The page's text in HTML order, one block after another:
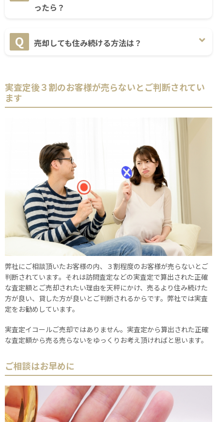
ったら？
売却しても住み続ける方法は？
実査定後３割のお客様が売らないとご判断されてい
ます
弊社にご相談頂いたお客様の内、３割程度のお客様が売らないとご
判断されています。それは訪問査定などの実査定で算出された正確
な査定額とご売却されたい理由を天秤にかけ、売るより住み続けた
方が良い、貸した方が良いとご判断されるからです。弊社では実査
定をお勧めしています。
実査定イコールご売却ではありません。実査定から算出された正確
な査定額から売る売らないをゆっくりお考え頂ければと思います。
ご相談はお早めに